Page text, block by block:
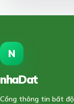
N
nhaDat
Cổng thông tin bất